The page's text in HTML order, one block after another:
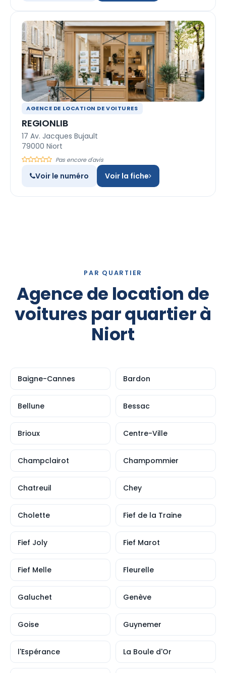
AGENCE DE LOCATION DE VOITURES
REGIONLIB
17 Av. Jacques Bujault
79000 Niort
Pas encore d'avis
Voir le numéro Voir la fiche
PAR QUARTIER
Agence de location de
voitures par quartier à
Niort
Baigne-Cannes Bardon
Bellune Bessac
Brioux Centre-Ville
Champclairot Champommier
Chatreuil Chey
Cholette Fief de la Traine
Fief Joly Fief Marot
Fief Melle Fleurelle
Galuchet Genève
Goise Guynemer
l'Espérance La Boule d'Or